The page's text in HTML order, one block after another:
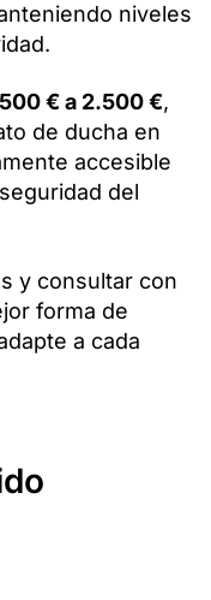
niveles
500 € a 2.500 €,
de ducha en
accesible
del
y consultar con
forma de
a cada